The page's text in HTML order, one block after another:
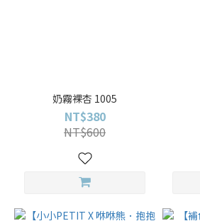
奶霧裸杏 1005
NT$380
NT$600